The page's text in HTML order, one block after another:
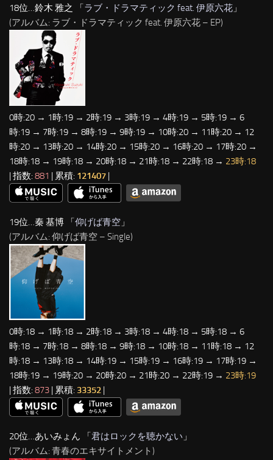
18位…鈴木 雅之 「ラブ・ドラマティック feat. 伊原六花 」
(アルバム: ラブ・ドラマティック feat. 伊原六花 – EP)
0時:20 → 1時:19 → 2時:19 → 3時:19 → 4時:19 → 5時:19 → 6
時:19 → 7時:19 → 8時:19 → 9時:19 → 10時:20 → 11時:20 → 12
時:20 → 13時:20 → 14時:20 → 15時:20 → 16時:20 → 17時:20 →
18時:18 → 19時:18 → 20時:18 → 21時:18 → 22時:18 → 23時:18
| 指数: 881 | 累積: 121407 |
19位…秦 基博 「仰げば青空 」
(アルバム: 仰げば青空 – Single)
0時:18 → 1時:18 → 2時:18 → 3時:18 → 4時:18 → 5時:18 → 6
時:18 → 7時:18 → 8時:18 → 9時:18 → 10時:18 → 11時:18 → 12
時:18 → 13時:18 → 14時:19 → 15時:19 → 16時:19 → 17時:19 →
18時:19 → 19時:20 → 20時:20 → 21時:20 → 22時:19 → 23時:19
| 指数: 873 | 累積: 33352 |
20位…あいみょん 「 君はロックを聴かない 」
(アルバム: 青春のエキサイトメント)